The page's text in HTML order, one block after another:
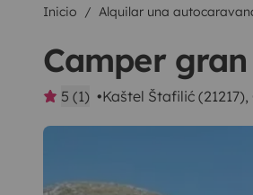
Inicio Alquilar una
Camper
5 (1) Kaštel Štafilić